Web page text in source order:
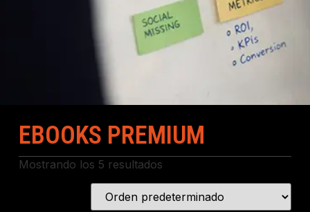
EBOOKS PREMIUM
Mostrando los 5 resultados